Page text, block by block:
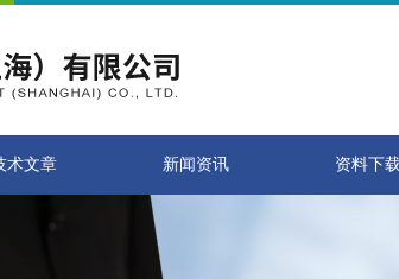
术文章 新闻资讯 资料下